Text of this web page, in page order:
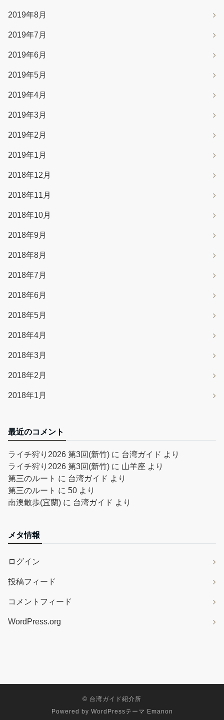
2019年8月
2019年7月
2019年6月
2019年5月
2019年4月
2019年3月
2019年2月
2019年1月
2018年12月
2018年11月
2018年10月
2018年9月
2018年8月
2018年7月
2018年6月
2018年5月
2018年4月
2018年3月
2018年2月
2018年1月
最近のコメント
ライチ狩り2026 第3回(新竹) に 台湾ガイド より
ライチ狩り2026 第3回(新竹) に 山羊座 より
第三のルート に 台湾ガイド より
第三のルート に 50 より
南澳散歩(宜蘭) に 台湾ガイド より
メタ情報
ログイン
投稿フィード
コメントフィード
WordPress.org
© 台湾ガイド紹介所
Powered by WordPressテーマ Emanon